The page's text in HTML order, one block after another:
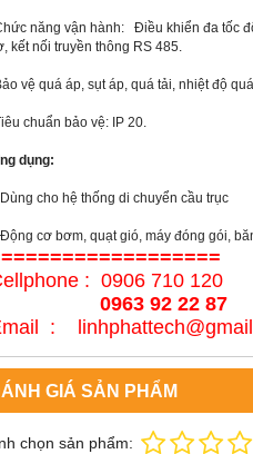
năng vận hành: Điều khiển đa tốc
kết nối truyền thông RS 485.
vệ quá áp, sụt áp, quá tải, nhiệt độ
chuẩn bảo vệ: IP 20.
dụng:
cho hệ thống di chuyển cầu trục
cơ bơm, quạt gió, máy đóng gói,
: 0906 710 120
0963 92 22 87
:
GIÁ SẢN PHẨM
chọn sản phẩm: